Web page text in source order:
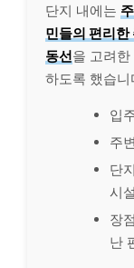
단지 내에는
민들의 편리한
동선을 고려
하도록 했습니
입
주
단
시
장
난